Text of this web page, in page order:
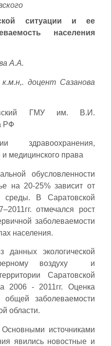
ситуации и ее
населения
А.А.
доцент Сазанова
ГМУ им. В.И.
РФ
здравоохранения,
медицинского права
обусловленности
на 20-25% зависит от
среды. В Саратовской
отмечался рост
заболеваемости
населения.
данных экологической
воздуху и
Саратовской
2006 - 2011гг. Оценка
заболеваемости
области.
Основными источниками
явились новостные и